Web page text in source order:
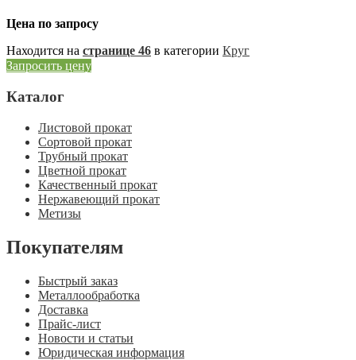
Цена по запросу
Находится на странице 46 в категории Круг
Запросить цену
Каталог
Листовой прокат
Сортовой прокат
Трубный прокат
Цветной прокат
Качественный прокат
Нержавеющий прокат
Метизы
Покупателям
Быстрый заказ
Металлообработка
Доставка
Прайс-лист
Новости и статьи
Юридическая информация